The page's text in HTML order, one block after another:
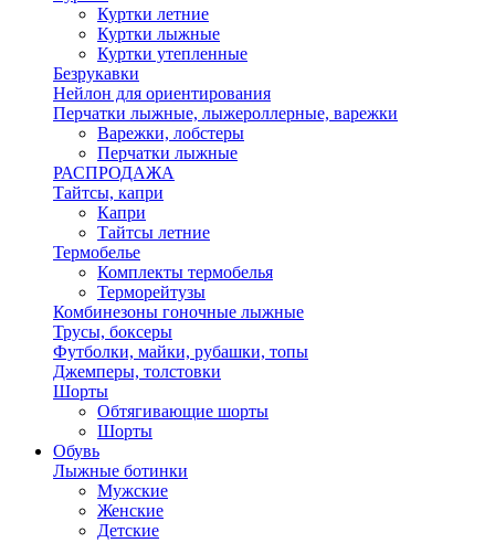
Куртки летние
Куртки лыжные
Куртки утепленные
Безрукавки
Нейлон для ориентирования
Перчатки лыжные, лыжероллерные, варежки
Варежки, лобстеры
Перчатки лыжные
РАСПРОДАЖА
Тайтсы, капри
Капри
Тайтсы летние
Термобелье
Комплекты термобелья
Терморейтузы
Комбинезоны гоночные лыжные
Трусы, боксеры
Футболки, майки, рубашки, топы
Джемперы, толстовки
Шорты
Обтягивающие шорты
Шорты
Обувь
Лыжные ботинки
Мужские
Женские
Детские